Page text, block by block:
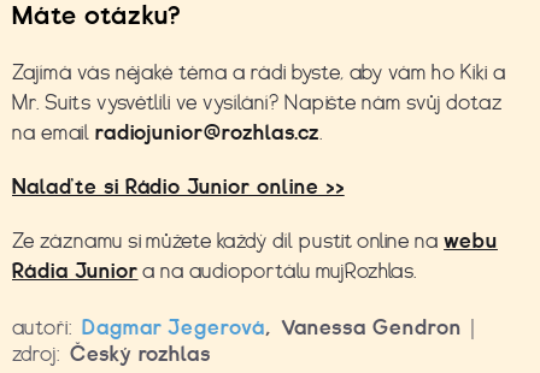
Máte otázku?
Zajímá vás nějaké téma a rádi byste, aby vám ho Kiki a
Mr. Suits vysvětlili ve vysílání? Napište nám svůj dotaz
na email radiojunior@rozhlas.cz.
Nalaďte si Rádio Junior online >>
Ze záznamu si můžete každý díl pustit online na webu
Rádia Junior a na audioportálu mujRozhlas.
autoři: Dagmar Jegerová, Vanessa Gendron
zdroj: Český rozhlas